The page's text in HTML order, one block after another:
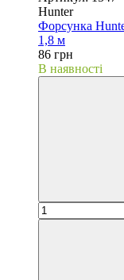
Hunter
Форсунка
1,8 м
86 грн
В наявності